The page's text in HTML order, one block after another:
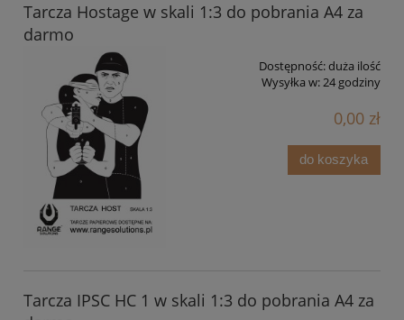
Tarcza Hostage w skali 1:3 do pobrania A4 za
darmo
Dostępność:duża ilość
Wysyłka w:24 godziny
0,00 zł
do koszyka
Tarcza IPSC HC 1 w skali 1:3 do pobrania A4 za